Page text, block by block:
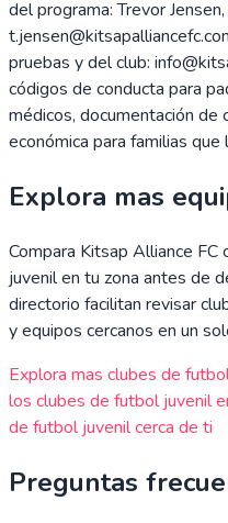
del programa: Trevor
pruebas y del club:
códigos de conducta para
médicos, documentación de
económica para familias que
Explora mas
Compara Kitsap Alliance FC
juvenil en tu zona antes de
directorio facilitan revisar
y equipos cercanos en un
Explora mas clubes de
los clubes de futbol juvenil
de futbol juvenil cerca de ti
Preguntas